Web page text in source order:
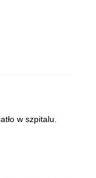
w szpitalu.